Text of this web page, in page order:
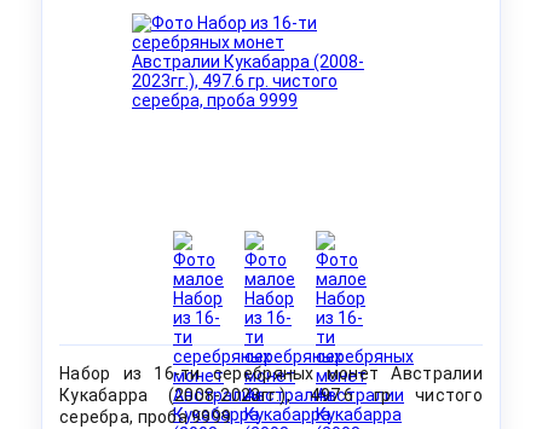
Набор из 16-ти серебряных монет Австралии
Кукабарра (2008-2023гг.), 497.6 гр. чистого
серебра, проба 9999